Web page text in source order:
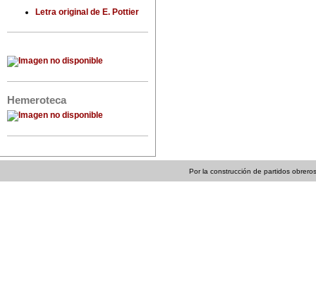
Letra original de E. Pottier
Hemeroteca
Por la construcción de partidos